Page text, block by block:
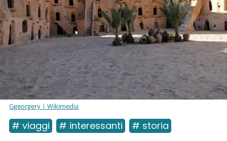
Ggeorgery | Wikimedia
# viaggi # interessanti # storia